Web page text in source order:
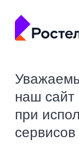
наш сайт
при
сервисов